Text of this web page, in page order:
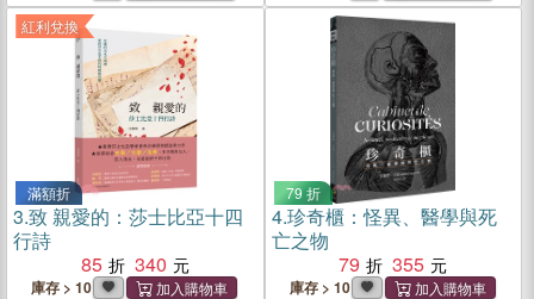
紅利兌換
滿額折
3.致 親愛的：莎士比亞十四
行詩
85
340
庫存 > 10
79 折
4.珍奇櫃：怪異、醫學與死
亡之物
79
355
庫存 > 10